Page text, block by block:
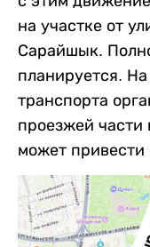
на участке от
Сарайшык.
планируется.
транспорта
проезжей части
может привести